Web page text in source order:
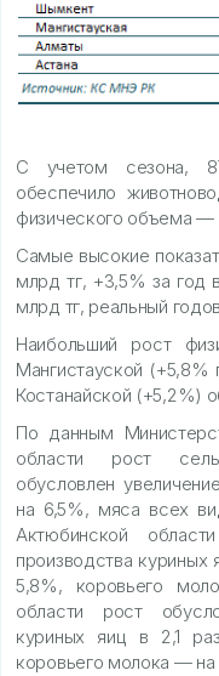
С учетом сезона,
обеспечило
физического объема —
Самые высокие
млрд тг, +3,5% за год
млрд тг, реальный
Наибольший рост
Мангистауской
Костанайской (+5,2%)
По данным
области рост
обусловлен
на 6,5%, мяса всех
Актюбинской
производства
5,8%, коровьего
области рост
куриных яиц в 2,1
коровьего молока — на